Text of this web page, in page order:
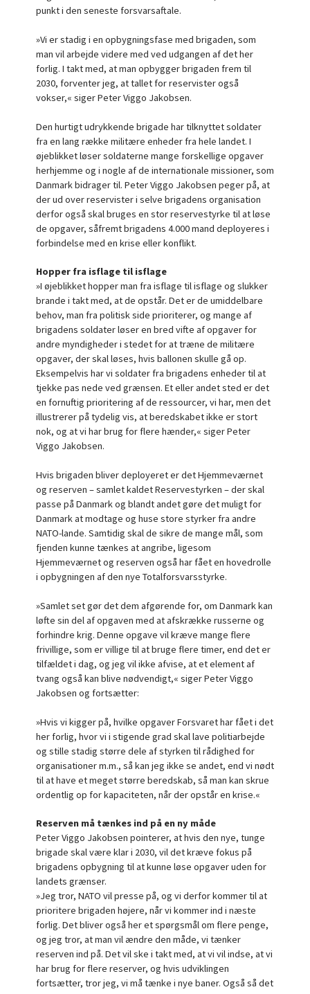
punkt i den seneste forsvarsaftale.
»Vi er stadig i en opbygningsfase med brigaden, som
man vil arbejde videre med ved udgangen af det her
forlig. I takt med, at man opbygger brigaden frem til
2030, forventer jeg, at tallet for reservister også
vokser,« siger Peter Viggo Jakobsen.
Den hurtigt udrykkende brigade har tilknyttet soldater
fra en lang række militære enheder fra hele landet. I
øjeblikket løser soldaterne mange forskellige opgaver
herhjemme og i nogle af de internationale missioner, som
Danmark bidrager til. Peter Viggo Jakobsen peger på, at
der ud over reservister i selve brigadens organisation
derfor også skal bruges en stor reservestyrke til at løse
de opgaver, såfremt brigadens 4.000 mand deployeres i
forbindelse med en krise eller konflikt.
Hopper fra isflage til isflage
»I øjeblikket hopper man fra isflage til isflage og slukker
brande i takt med, at de opstår. Det er de umiddelbare
behov, man fra politisk side prioriterer, og mange af
brigadens soldater løser en bred vifte af opgaver for
andre myndigheder i stedet for at træne de militære
opgaver, der skal løses, hvis ballonen skulle gå op.
Eksempelvis har vi soldater fra brigadens enheder til at
tjekke pas nede ved grænsen. Et eller andet sted er det
en fornuftig prioritering af de ressourcer, vi har, men det
illustrerer på tydelig vis, at beredskabet ikke er stort
nok, og at vi har brug for flere hænder,« siger Peter
Viggo Jakobsen.
Hvis brigaden bliver deployeret er det Hjemmeværnet
og reserven – samlet kaldet Reservestyrken – der skal
passe på Danmark og blandt andet gøre det muligt for
Danmark at modtage og huse store styrker fra andre
NATO-lande. Samtidig skal de sikre de mange mål, som
fjenden kunne tænkes at angribe, ligesom
Hjemmeværnet og reserven også har fået en hovedrolle
i opbygningen af den nye Totalforsvarsstyrke.
»Samlet set gør det dem afgørende for, om Danmark kan
løfte sin del af opgaven med at afskrække russerne og
forhindre krig. Denne opgave vil kræve mange flere
frivillige, som er villige til at bruge flere timer, end det er
tilfældet i dag, og jeg vil ikke afvise, at et element af
tvang også kan blive nødvendigt,« siger Peter Viggo
Jakobsen og fortsætter:
»Hvis vi kigger på, hvilke opgaver Forsvaret har fået i det
her forlig, hvor vi i stigende grad skal lave politiarbejde
og stille stadig større dele af styrken til rådighed for
organisationer m.m., så kan jeg ikke se andet, end vi nødt
til at have et meget større beredskab, så man kan skrue
ordentlig op for kapaciteten, når der opstår en krise.«
Reserven må tænkes ind på en ny måde
Peter Viggo Jakobsen pointerer, at hvis den nye, tunge
brigade skal være klar i 2030, vil det kræve fokus på
brigadens opbygning til at kunne løse opgaver uden for
landets grænser.
»Jeg tror, NATO vil presse på, og vi derfor kommer til at
prioritere brigaden højere, når vi kommer ind i næste
forlig. Det bliver også her et spørgsmål om flere penge,
og jeg tror, at man vil ændre den måde, vi tænker
reserven ind på. Det vil ske i takt med, at vi vil indse, at vi
har brug for flere reserver, og hvis udviklingen
fortsætter, tror jeg, vi må tænke i nye baner. Også så det